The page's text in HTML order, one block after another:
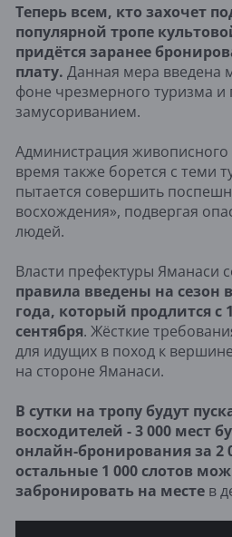
Теперь всем, кто захочет
популярной тропе
придётся заранее
плату. Данная мера введена
фоне чрезмерного туризма и
замусориванием.
Администрация живописного
время также борется с теми
пытается совершить
восхождения», подвергая
людей.
Власти префектуры Яманаси
правила введены на сезон
года, который продлится с
сентября. Жёсткие
для идущих в поход к
на стороне Яманаси.
В сутки на тропу будут
восходителей - 3 000 мест
онлайн-бронирования за 2
остальные 1 000 слотов
забронировать на месте в